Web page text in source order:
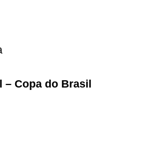
– Copa do Brasil